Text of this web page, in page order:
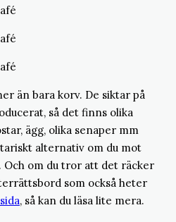
än bara korv. De siktar på
så det finns olika
ägg, olika senaper mm
alternativ om du mot
om du tror att det räcker
som också heter
, så kan du läsa lite mera.